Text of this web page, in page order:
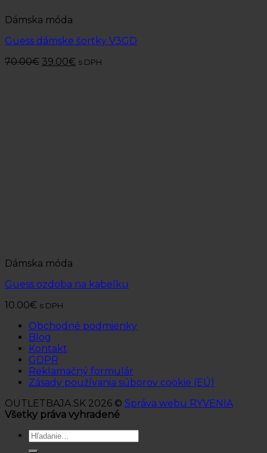
Dámska móda
Guess dámske šortky V3GD
70.00€ 39.00€ s DPH
Dámska móda
Guess ozdoba na kabelku
10.00€ s DPH
Obchodné podmienky
Blog
Kontakt
GDPR
Reklamačný formulár
Zásady používania súborov cookie (EÚ)
OUTLETBAJA.SK 2026 © Správa webu RYVENIA
Všetky práva vyhradené
Hľadať: